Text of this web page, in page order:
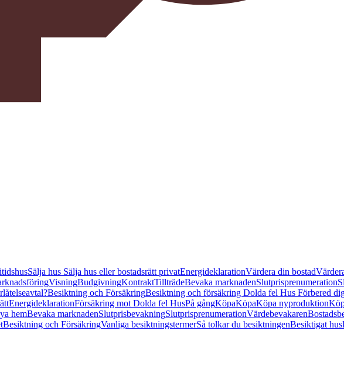
Sälja hus Sälja hus eller bostadsrätt privatEnergideklarationVärdera din bostad
VisningBudgivningKontraktTillträdeBevaka marknadenSlutprisprenumeration
Besiktning och FörsäkringBesiktning och försäkring Dolda fel Hus Förbered
EnergideklarationFörsäkring mot Dolda fel HusPå gångKöpaKöpaKöpa nyproduktion
hemBevaka marknadenSlutprisbevakningSlutprisprenumerationVärdebevakaren
Besiktning och FörsäkringVanliga besiktningstermerSå tolkar du besiktningenBesiktigat hus